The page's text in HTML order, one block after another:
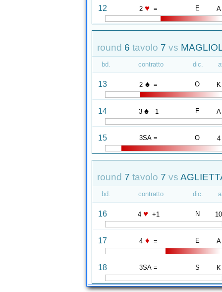
12 2 ♥ = E A
round 6 tavolo 7 vs
bd. contratto dic.
13 2 ♠ = O K
14 3 ♠ -1 E A
15 3SA = O 4
round 7 tavolo 7 vs
bd. contratto dic.
16 4 ♥ +1 N 10
17 4 ♦ = E A
18 3SA = S K